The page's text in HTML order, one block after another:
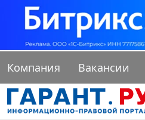
Компания Вакансии